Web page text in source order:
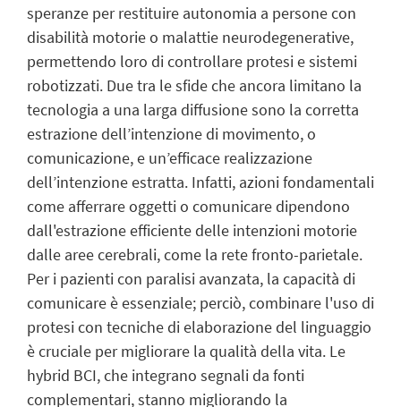
speranze per restituire autonomia a persone con
disabilità motorie o malattie neurodegenerative,
permettendo loro di controllare protesi e sistemi
robotizzati. Due tra le sfide che ancora limitano la
tecnologia a una larga diffusione sono la corretta
estrazione dell’intenzione di movimento, o
comunicazione, e un’efficace realizzazione
dell’intenzione estratta. Infatti, azioni fondamentali
come afferrare oggetti o comunicare dipendono
dall'estrazione efficiente delle intenzioni motorie
dalle aree cerebrali, come la rete fronto-parietale.
Per i pazienti con paralisi avanzata, la capacità di
comunicare è essenziale; perciò, combinare l'uso di
protesi con tecniche di elaborazione del linguaggio
è cruciale per migliorare la qualità della vita. Le
hybrid BCI, che integrano segnali da fonti
complementari, stanno migliorando la